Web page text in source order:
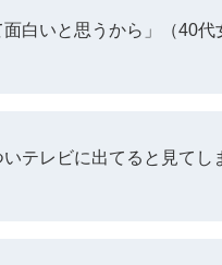
白いと思うから」（40代
テレビに出てると見てし